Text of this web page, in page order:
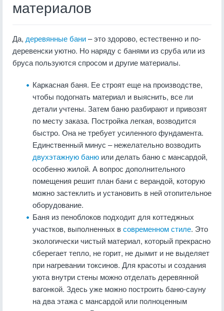
материалов
Да, деревянные бани– это здорово, естественно и по-
деревенски уютно. Но наряду с банями из сруба или из
бруса пользуются спросом и другие материалы.
Каркасная баня. Ее строят еще на производстве,
чтобы подогнать материал и выяснить, все ли
детали учтены. Затем баню разбирают и привозят
по месту заказа. Постройка легкая, возводится
быстро. Она не требует усиленного фундамента.
Единственный минус – нежелательно возводить
двухэтажную баню или делать баню с мансардой,
особенно жилой. А вопрос дополнительного
помещения решит план бани с верандой, которую
можно застеклить и установить в ней отопительное
оборудование.
Баня из пеноблоков подходит для коттеджных
участков, выполненных всовременном стиле. Это
экологически чистый материал, который прекрасно
сберегает тепло, не горит, не дымит и не выделяет
при нагревании токсинов. Для красоты и создания
уюта внутри стены можно отделать деревянной
вагонкой. Здесь уже можно построить баню-сауну
на два этажа с мансардой или полноценным